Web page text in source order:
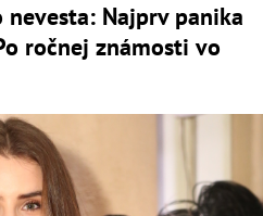
Najprv panika
ročnej známosti vo